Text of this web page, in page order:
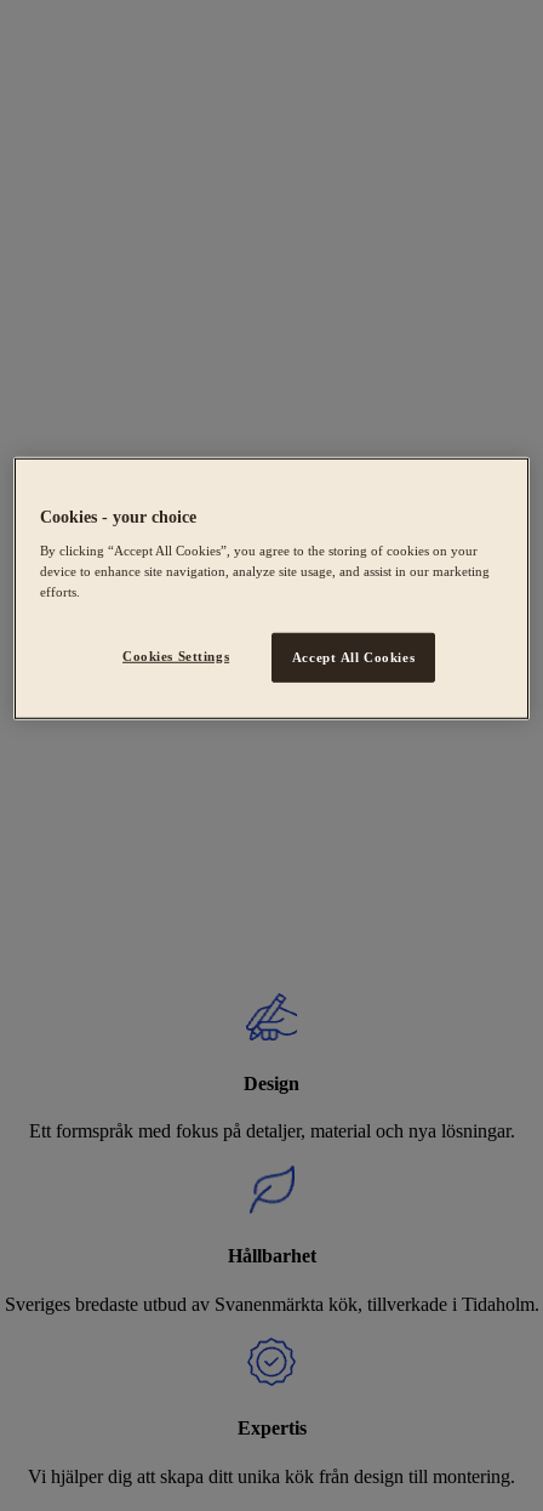
Design
Ett formspråk med fokus på detaljer, material och nya lösningar.
Hållbarhet
Sveriges bredaste utbud av Svanenmärkta kök, tillverkade i Tidaholm.
Expertis
Vi hjälper dig att skapa ditt unika kök från design till montering.
Cookies - your choice
By clicking “Accept All Cookies”, you agree to the storing of cookies on your
device to enhance site navigation, analyze site usage, and assist in our marketing
efforts.
Cookies Settings Accept All Cookies